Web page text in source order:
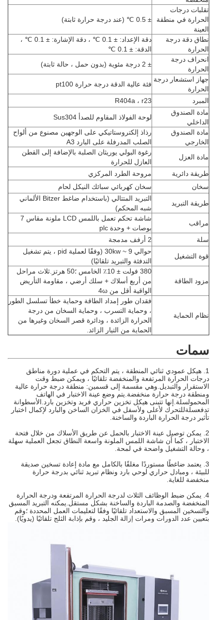
تقلبات درجات
الحرارة في منطقة
العينة
± 0.5 ℃ (عند درجة حرارة ثابتة)
نطاق دقة درجة
الحرارة
دقة الإعداد: ± 0.1 ℃ ، دقة الإشارة: ± 0.1 ℃ ،
الدقة: ± 0.1 ℃
انحراف درجة
الحرارة
± 2 درجة مئوية (بدون حمل ، حالة ثابتة)
جهاز استشعار درجة
الحرارة
فئة عالية الدقة درجة حرارة pt100
المبرد
R404a ، r23
مادة الصندوق
الداخلي
لوحة الفولاذ المقاوم للصدأ Sus304
مادة الصندوق
الخارجي
رذاذ إلكتروستاتيكي على الوجهين مصنوع من ألواح
الصلب المدرفلة على البارد A3
مادة العزل
رغوة البولي يوريثان الصلبة بالإضافة إلى القطن
العازل للحرارة
طريقة دائرية
مروحة الطرد المركزي
سخان
سخان كهربائي سبائك النيكل لحام
طريقة التبريد
التبريد المتتالي (باستخدام ضاغط Bitzer الألماني
شبه المحكم)
مراقب
شاشة تحكم تعمل باللمس LCD ملونة مقاس 7
بوصات + وحدة plc
سلة
قوة التشغيل
حوالي 9 ~ 30kw (وفقًا لعملية pid ، يتم تشغيل
التدفئة والتبريد تلقائيًا)
مزود الطاقة
380 فولت ± 10٪ الخامس ؛50 هرتز.ثلاث مراحل
من أربع أسلاك + سلك أرضي ، مقاومة التأريض
الواقية أقل من 4ω
نظام الحماية
فقدان طور إمداد الطاقة وحماية خطأ تسلسل الطور
، وحماية التسرب ، وحماية السخان من درجة
الحرارة الزائدة ، ودائرة قصر السخان وغيرها من
الحماية من التيار الزائد.
سمات
1. هيكل عمودي ثنائي المنطقة ، يتم التحكم في عملية دورة مناطق
درجات الحرارة المرتفعة والمنخفضة تلقائيًا ، ويمكن ضبط وقت
الاستقرار والتبديل.وهي مقسمة إلى قسمين: منطقة درجة حرارة عالية
ومنطقة درجة حرارة منخفضة.يتم وضع عينة الاختبار في الهاتف
المحمولسلة.إنها تتبنى هيكل تخزين حراري فريد وتخزين بارد.الأسطوانة
تدفعسلةللتحرك لأعلى ولأسفل في الخزان الساخن والبارد لإكمال اختبار
تأثير درجة الحرارة الباردة والساخنة.
2. يمكن توصيل عينة الاختبار بالحمل عن طريق الأسلاك من خلال فتحة
الاختبار ، كما أن شاشة اللمس الملونة واسعة النطاق تجعل العملية سهلة
، وحالة التشغيل واضحة في لمحة.
3. يعتمد ضاغطًا مستوردًا مغلقًا بالكامل مع مادة إعادة تسخين صديقة
للبيئة ، ومبادل حراري لوحي بارد ونظام تبريد ثنائي بدرجة حرارة
منخفضة للغاية.
4. يمكن ضبط الوظائف الثلاث لدرجة الحرارة المرتفعة ودرجة الحرارة
المنخفضة والصدمة الباردة والساخنة بشكل مستقل.يمكنه التبريد المسبق
والتسخين المسبق والاستعداد تلقائيًا وفقًا لتعليمات العمل المحددة ؛وقم
بتعيين عدد الدورات ومرات إزالة الجليد ، وقم بإذابة الثلج تلقائيًا (يدويًا).